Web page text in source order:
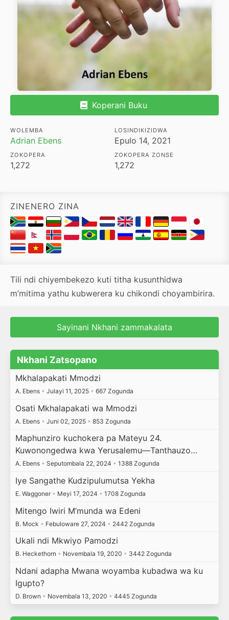
Koperani Buku
WOLEMBA
Adrian Ebens
LOSINDIKIZIDWA
Epulo 14, 2021
ZOKOPERA
1,272
ZOKOPERA ZONSE
1,272
ZINENERO ZINA
Tili ndi chiyembekezo kuti titha kusunthidwa
m’mitima yathu kubwerera ku chikondi choyambirira.
Sayinani Nkhani zammakalata
Nkhani Zatsopano
Mkhalapakati Mmodzi
A. Ebens • Julayi 11, 2025 • 667 Zogunda
Osati Mkhalapakati wa Mmodzi
A. Ebens • Juni 02, 2025 • 853 Zogunda
Maphunziro kuchokera pa Mateyu 24.
Kuwonongedwa kwa Yerusalemu—Tanthauzo…
A. Ebens • Seputombala 22, 2024 • 1388 Zogunda
Iye Sangathe Kudzipulumutsa Yekha
E. Waggoner • Meyi 17, 2024 • 1708 Zogunda
Mitengo Iwiri M’munda wa Edeni
B. Mock • Febuloware 27, 2024 • 2442 Zogunda
Ukali ndi Mkwiyo Pamodzi
B. Heckethorn • Novembala 19, 2020 • 3442 Zogunda
Ndani adapha Mwana woyamba kubadwa wa ku
Igupto?
D. Brown • Novembala 13, 2020 • 4445 Zogunda